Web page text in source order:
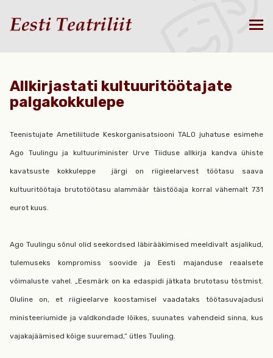
Allkirjastati kultuuritöötajate
palgakokkulepe
Teenistujate Ametiliitude Keskorganisatsiooni TALO juhatuse esimehe
Ago Tuulingu ja kultuuriminister Urve Tiiduse allkirja kandva ühiste
kavatsuste kokkuleppe järgi on riigieelarvest töötasu saava
kultuuritöötaja brutotöötasu alammäär täistööaja korral vähemalt 731
eurot kuus.
Ago Tuulingu sõnul olid seekordsed läbirääkimised meeldivalt asjalikud,
tulemuseks kompromiss soovide ja Eesti majanduse reaalsete
võimaluste vahel. „Eesmärk on ka edaspidi jätkata brutotasu tõstmist.
Oluline on, et riigieelarve koostamisel vaadataks töötasuvajadusi
ministeeriumide ja valdkondade lõikes, suunates vahendeid sinna, kus
vajakajäämised kõige suuremad,“ ütles Tuuling.